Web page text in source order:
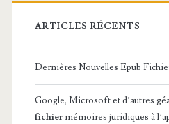
ARTICLES RÉCENTS
Dernières Nouvelles Epub
Google, Microsoft et d’autres
fichier mémoires juridiques à